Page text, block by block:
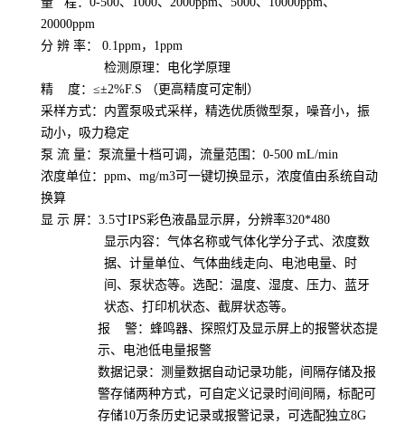
20000ppm
分 辨 率： 0.1ppm， 1ppm
检测原理： 电化学原理
精
度： ≤±2%F.S
（更高精度可定制）
采样方式：内置泵吸式采样，精选优质微型泵，噪音小，振
动小，吸力稳定
泵 流 量： 泵流量十档可调，流量范围： 0-500 mL/min
浓度单位： ppm、 mg/m3可一键切换显示，浓度值由系统自动
换算
显 示 屏： 3.5寸IPS彩色液晶显示屏，分辨率320*480
显示内容：气体名称或气体化学分子式、浓度数
据、计量单位、气体曲线走向、电池电量、时
间、泵状态等。选配：温度、湿度、压力、蓝牙
状态、打印机状态、截屏状态等。
报
警：蜂鸣器、探照灯及显示屏上的报警状态提
示、电池低电量报警
数据记录：测量数据自动记录功能，间隔存储及报
警存储两种方式，可自定义记录时间间隔，标配可
存储10万条历史记录或报警记录，可选配独立8G